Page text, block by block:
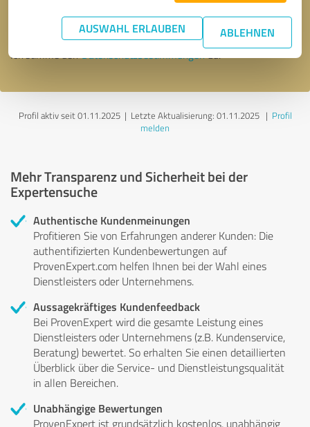
AUSWAHL ERLAUBEN ABLEHNEN
Nachricht senden
Ich stimme denDatenschutzbestimmungenzu.
Profil aktiv seit 01.11.2025 | Letzte Aktualisierung: 01.11.2025| Profil
melden
Mehr Transparenz und Sicherheit bei der
Expertensuche
Authentische Kundenmeinungen
Profitieren Sie von Erfahrungen anderer Kunden: Die
authentifizierten Kundenbewertungen auf
ProvenExpert.com helfen Ihnen bei der Wahl eines
Dienstleisters oder Unternehmens.
Aussagekräftiges Kundenfeedback
Bei ProvenExpert wird die gesamte Leistung eines
Dienstleisters oder Unternehmens (z.B. Kundenservice,
Beratung) bewertet. So erhalten Sie einen detaillierten
Überblick über die Service- und Dienstleistungsqualität
in allen Bereichen.
Unabhängige Bewertungen
ProvenExpert ist grundsätzlich kostenlos, unabhängig